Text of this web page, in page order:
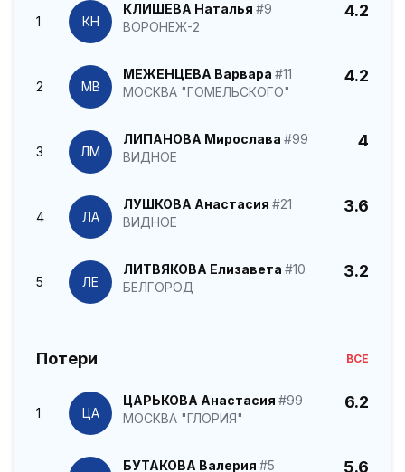
1 КН
КЛИШЕВА Наталья #9
ВОРОНЕЖ-2
4.2
2 МВ
МЕЖЕНЦЕВА Варвара #11
МОСКВА "ГОМЕЛЬСКОГО"
4.2
3 ЛМ
ЛИПАНОВА Мирослава #99
ВИДНОЕ
4
4 ЛА
ЛУШКОВА Анастасия #21
ВИДНОЕ
3.6
5 ЛЕ
ЛИТВЯКОВА Елизавета #10
БЕЛГОРОД
3.2
Потери ВСЕ
1 ЦА
ЦАРЬКОВА Анастасия #99
МОСКВА "ГЛОРИЯ"
6.2
БУТАКОВА Валерия #5 5.6